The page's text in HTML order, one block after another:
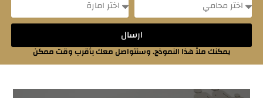
ارسال
يمكنك ملأ هذا النموذج. وسنتواصل معك بأقرب وقت ممكن